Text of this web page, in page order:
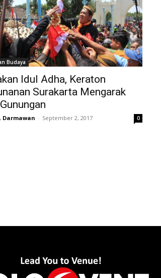
Budaya
Idul Adha, Keraton
Surakarta Mengarak
Darmawan - September 2, 2017 0